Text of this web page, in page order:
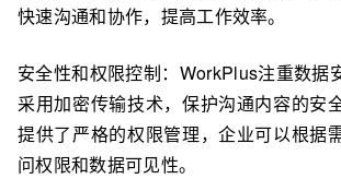
快速沟通和协作，提高工作效率。
安全性和权限控制：WorkPlus注重数据
采用加密传输技术，保护沟通内容的安
提供了严格的权限管理，企业可以根据
问权限和数据可见性。